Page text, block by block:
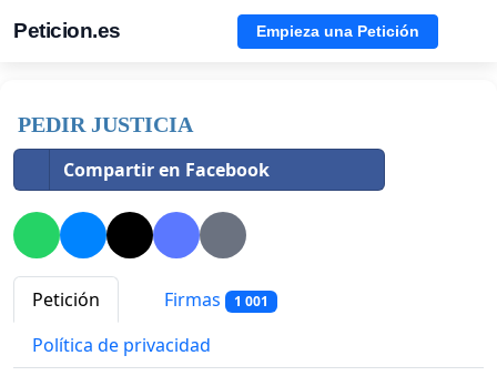
Peticion.es Empieza una Petición
PEDIR JUSTICIA
Compartir en Facebook
Petición Firmas 1 001
Política de privacidad